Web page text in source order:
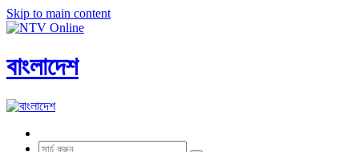
Skip to main content
বাংলাদেশ